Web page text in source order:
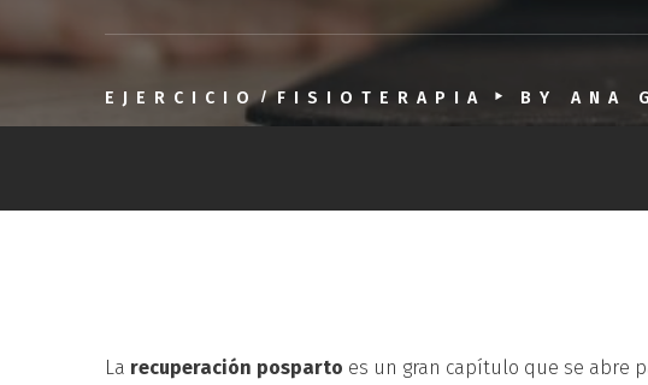
EJERCICIO FISIOTERAPIA BY ANA
La recuperación posparto es un gran capítulo que se abre